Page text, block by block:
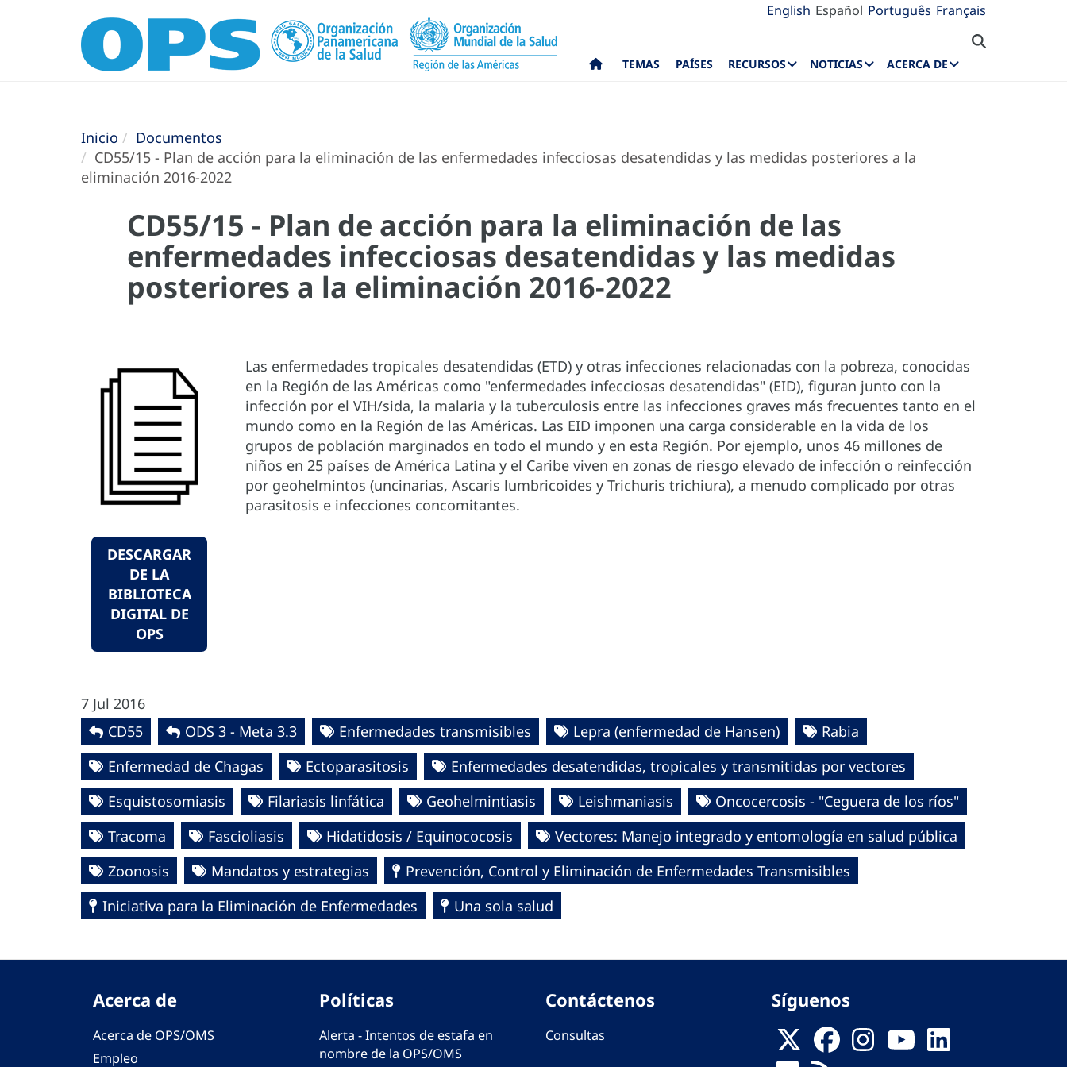
English Español Português Français
TEMAS PAÍSES RECURSOS NOTICIAS ACERCA DE
Inicio
Documentos
CD55/15 - Plan de acción para la eliminación de las enfermedades infecciosas desatendidas y las medidas posteriores a la
eliminación 2016-2022
CD55/15 - Plan de acción para la eliminación de las
enfermedades infecciosas desatendidas y las medidas
posteriores a la eliminación 2016-2022
DESCARGAR
DE LA
BIBLIOTECA
DIGITAL DE
OPS
Las enfermedades tropicales desatendidas (ETD) y otras infecciones relacionadas con la pobreza, conocidas
en la Región de las Américas como "enfermedades infecciosas desatendidas" (EID), figuran junto con la
infección por el VIH/sida, la malaria y la tuberculosis entre las infecciones graves más frecuentes tanto en el
mundo como en la Región de las Américas. Las EID imponen una carga considerable en la vida de los
grupos de población marginados en todo el mundo y en esta Región. Por ejemplo, unos 46 millones de
niños en 25 países de América Latina y el Caribe viven en zonas de riesgo elevado de infección o reinfección
por geohelmintos (uncinarias, Ascaris lumbricoides y Trichuris trichiura), a menudo complicado por otras
parasitosis e infecciones concomitantes.
7 Jul 2016
CD55
ODS 3 - Meta 3.3 Enfermedades transmisibles Lepra (enfermedad de Hansen)
Rabia
Enfermedad de Chagas
Ectoparasitosis
Enfermedades desatendidas, tropicales y transmitidas por vectores
Esquistosomiasis
Filariasis linfática Geohelmintiasis Leishmaniasis
Oncocercosis - "Ceguera de los ríos"
Tracoma
Fascioliasis Hidatidosis / Equinococosis
Vectores: Manejo integrado y entomología en salud pública
Zoonosis
Mandatos y estrategias
Prevención, Control y Eliminación de Enfermedades Transmisibles
Iniciativa para la Eliminación de Enfermedades
Una sola salud
Acerca de
Acerca de OPS/OMS
Empleo
Políticas
Alerta - Intentos de estafa en
nombre de la OPS/OMS
Contáctenos
Consultas
Síguenos